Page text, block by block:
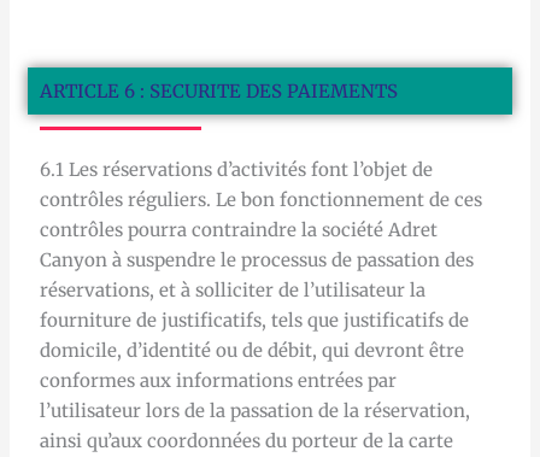
ARTICLE 6 : SECURITE DES PAIEMENTS
6.1 Les réservations d’activités font l’objet de
contrôles réguliers. Le bon fonctionnement de ces
contrôles pourra contraindre la société Adret
Canyon à suspendre le processus de passation des
réservations, et à solliciter de l’utilisateur la
fourniture de justificatifs, tels que justificatifs de
domicile, d’identité ou de débit, qui devront être
conformes aux informations entrées par
l’utilisateur lors de la passation de la réservation,
ainsi qu’aux coordonnées du porteur de la carte